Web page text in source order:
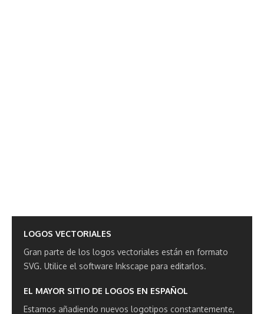
LOGOS VECTORIALES
Gran parte de los logos vectoriales están en formato
SVG. Utilice el software Inkscape para editarlos.
EL MAYOR SITIO DE LOGOS EN ESPAÑOL
Estamos añadiendo nuevos logotipos constantemente,